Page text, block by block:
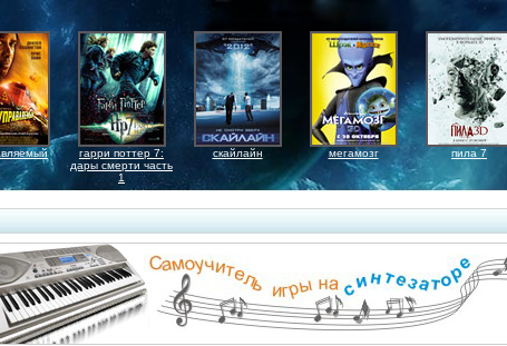
гарри поттер 7:
дары смерти часть
1
скайлайн мегамозг пила 7